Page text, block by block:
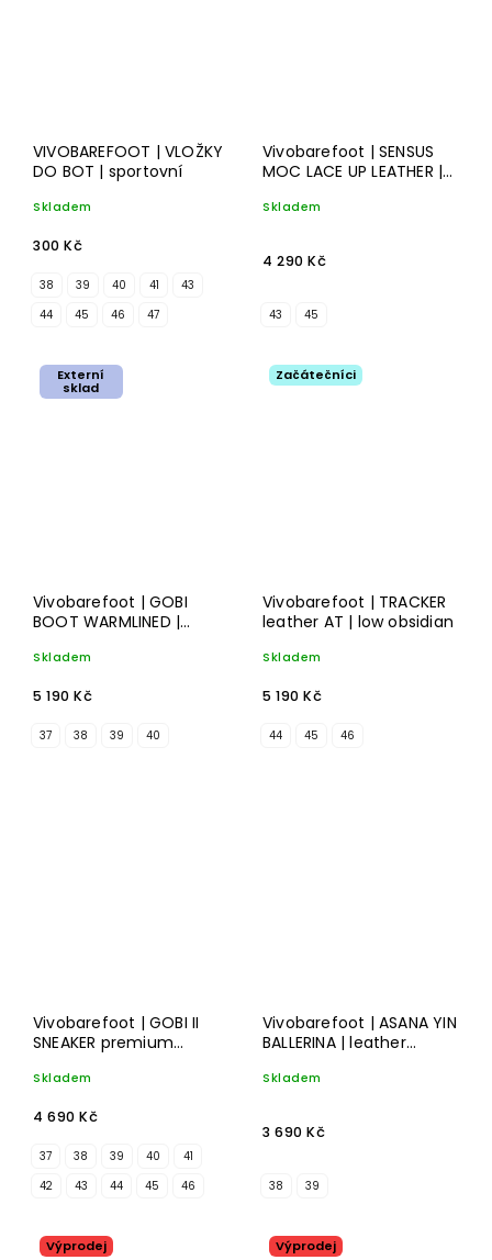
VIVOBAREFOOT | VLOŽKY
DO BOT | sportovní
Skladem
300 Kč
38 39 40 41 43
44 45 46 47
Vivobarefoot | SENSUS
MOC LACE UP LEATHER |
Skladem
4 290 Kč
43 45
Externí
sklad
Vivobarefoot | GOBI
BOOT WARMLINED |
Skladem
5 190 Kč
37 38 39 40
Začátečníci
Vivobarefoot | TRACKER
leather AT | low obsidian
Skladem
5 190 Kč
44 45 46
Vivobarefoot | GOBI II
SNEAKER premium
Skladem
4 690 Kč
37 38 39 40 41
42 43 44 45 46
Vivobarefoot | ASANA YIN
BALLERINA | leather
Skladem
3 690 Kč
38 39
Výprodej Výprodej